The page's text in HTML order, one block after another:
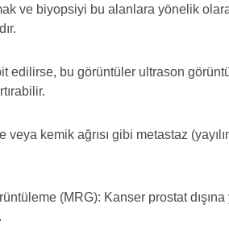
ve biyopsiyi bu alanlara yönelik
edilirse, bu görüntüler ultrason
kemik ağrısı gibi metastaz
(MRG): Kanser prostat